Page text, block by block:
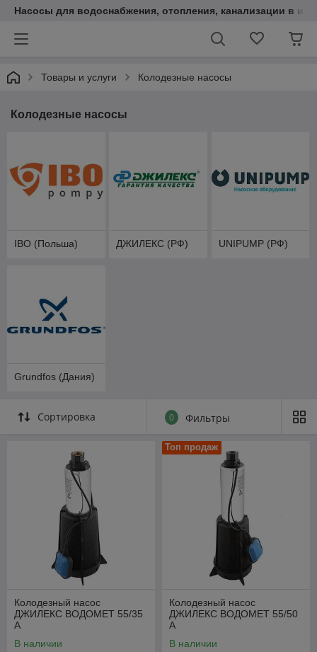
Насосы для водоснабжения, отопления, канализации в
Товары и услуги Колодезные насосы
Колодезные насосы
IBO (Польша) ДЖИЛЕКС (РФ) UNIPUMP (РФ)
Grundfos (Дания)
Сортировка 0 Фильтры
Колодезный насос
ДЖИЛЕКС ВОДОМЕТ 55/35
А
В наличии
Топ продаж
Колодезный насос
ДЖИЛЕКС ВОДОМЕТ 55/50
А
В наличии